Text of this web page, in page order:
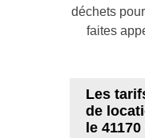
déchets
faites
Les
de
le